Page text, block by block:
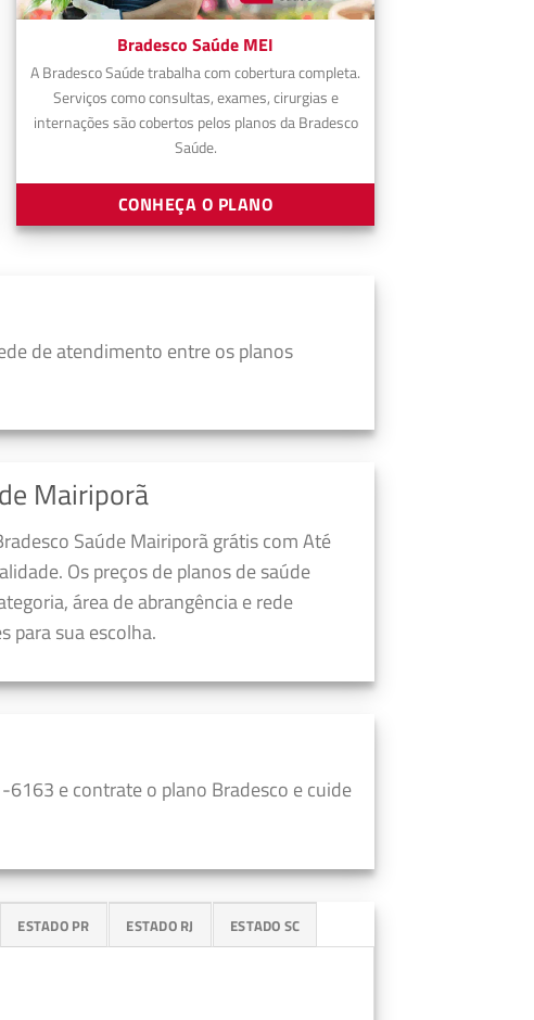
Bradesco Saúde MEI
A Bradesco Saúde trabalha com cobertura completa.
Serviços como consultas, exames, cirurgias e
internações são cobertos pelos planos da Bradesco
Saúde.
CONHEÇA O PLANO
de atendimento entre os planos
Mairiporã
Saúde Mairiporã grátis com Até
Os preços de planos de saúde
área de abrangência e rede
para sua escolha.
e contrate o plano Bradesco e cuide
ESTADO PR ESTADO RJ ESTADO SC